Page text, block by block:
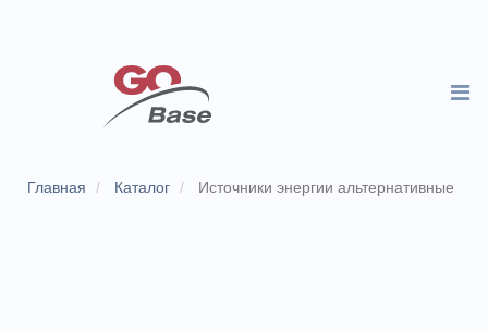
Главная Каталог Источники энергии альтернативные